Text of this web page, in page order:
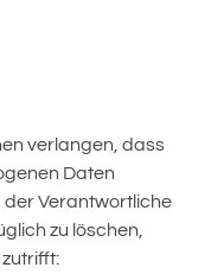
verlangen, dass
Daten
der Verantwortliche
zu löschen,